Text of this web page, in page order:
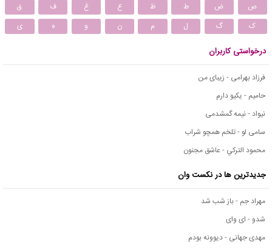
ص
ض ط ظ ع غ ف
ق
ک
گ ل م ن و ه ی
درخواستی کاربران
فرزاد بهرامی - زیبای من
حامیم - یکیو دارم
نیواد - نیمه گمشدمی
سامی لو - تلخم همچو شراب
محمود التركي - عاشق مجنون
جدیدترین ها در نکست وان
مهراد جم - باز شب شد
شدو - ای وای
مهدی جهانی - دیوونه بودم